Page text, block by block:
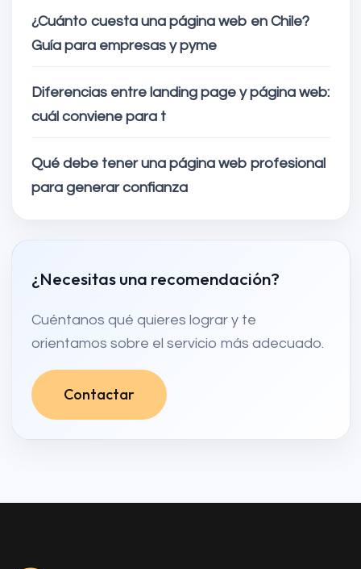
¿Cuánto cuesta una página web en Chile?
Guía para empresas y pyme
Diferencias entre landing page y página web:
cuál conviene para t
Qué debe tener una página web profesional
para generar confianza
¿Necesitas una recomendación?
Cuéntanos qué quieres lograr y te
orientamos sobre el servicio más adecuado.
Contactar